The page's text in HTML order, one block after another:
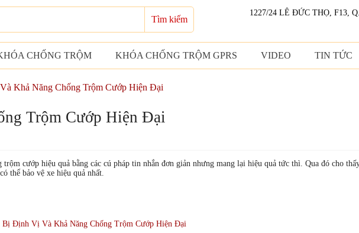
Tìm kiếm
1227/24 LÊ ĐỨC THỌ, F13,
CHỐNG TRỘM KHÓA CHỐNG TRỘM GPRS VIDEO TIN TỨC
Khả Năng Chống Trộm Cướp Hiện Đại
Trộm Cướp Hiện Đại
cướp hiệu quả bằng các cú pháp tin nhắn đơn giản nhưng mang lại hiệu quả tức thì. Qua đó cho
thể bảo vệ xe hiệu quả nhất.